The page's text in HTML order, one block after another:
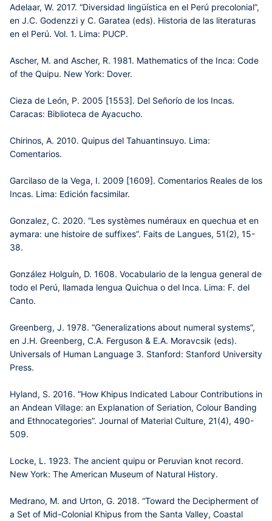
Adelaar, W. 2017. “Diversidad lingüística en el Perú precolonial”,
en J.C. Godenzzi y C. Garatea (eds). Historia de las literaturas
en el Perú. Vol. 1. Lima: PUCP.
Ascher, M. and Ascher, R. 1981. Mathematics of the Inca: Code
of the Quipu. New York: Dover.
Cieza de León, P. 2005 [1553]. Del Señorío de los Incas.
Caracas: Biblioteca de Ayacucho.
Chirinos, A. 2010. Quipus del Tahuantinsuyo. Lima:
Comentarios.
Garcilaso de la Vega, I. 2009 [1609]. Comentarios Reales de los
Incas. Lima: Edición facsimilar.
Gonzalez, C. 2020. “Les systèmes numéraux en quechua et en
aymara: une histoire de suffixes”. Faits de Langues, 51(2), 15-
38.
González Holguín, D. 1608. Vocabulario de la lengua general de
todo el Perú, llamada lengua Quichua o del Inca. Lima: F. del
Canto.
Greenberg, J. 1978. “Generalizations about numeral systems”,
en J.H. Greenberg, C.A. Ferguson & E.A. Moravcsik (eds).
Universals of Human Language 3. Stanford: Stanford University
Press.
Hyland, S. 2016. “How Khipus Indicated Labour Contributions in
an Andean Village: an Explanation of Seriation, Colour Banding
and Ethnocategories”. Journal of Material Culture, 21(4), 490-
509.
Locke, L. 1923. The ancient quipu or Peruvian knot record.
New York: The American Museum of Natural History.
Medrano, M. and Urton, G. 2018. “Toward the Decipherment of
a Set of Mid-Colonial Khipus from the Santa Valley, Coastal